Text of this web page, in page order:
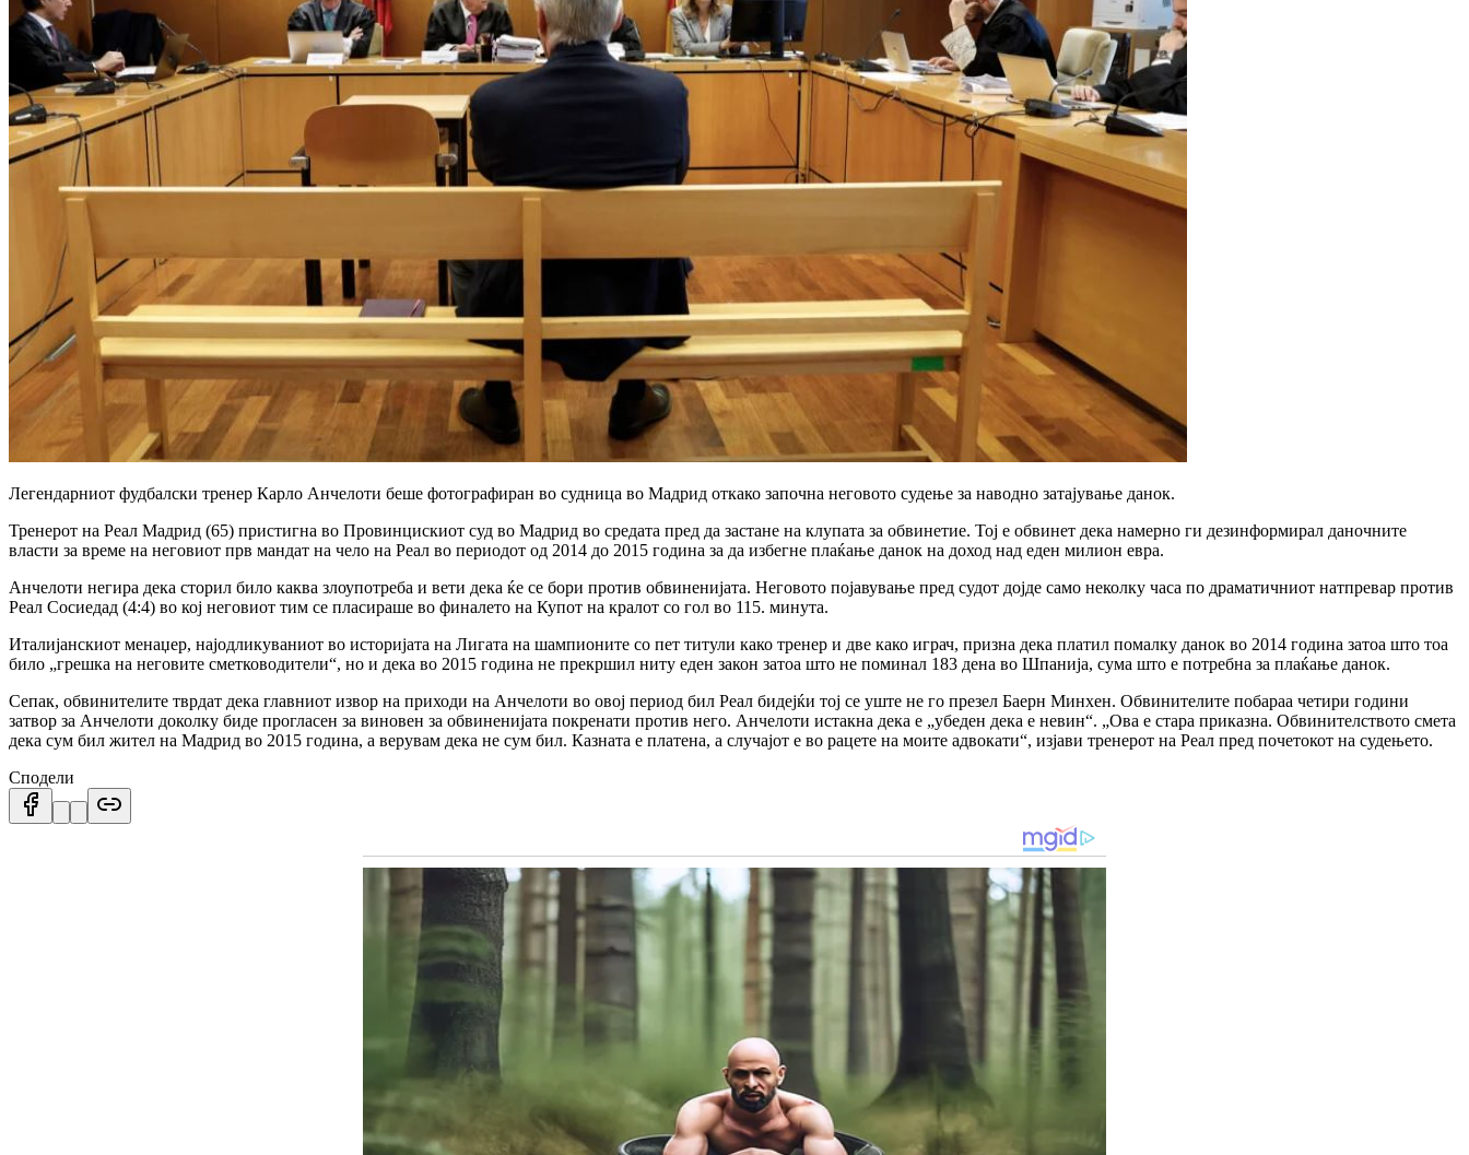
Легендарниот фудбалски тренер Карло Анчелоти беше фотографиран во судница во Мадрид откако започна неговото судење за наводно затајување данок.
Тренерот на Реал Мадрид (65) пристигна во Провинцискиот суд во Мадрид во средата пред да застане на клупата за обвинетие. Тој е обвинет дека намерно ги дезинформирал даночните
власти за време на неговиот прв мандат на чело на Реал во периодот од 2014 до 2015 година за да избегне плаќање данок на доход над еден милион евра.
Анчелоти негира дека сторил било каква злоупотреба и вети дека ќе се бори против обвиненијата. Неговото појавување пред судот дојде само неколку часа по драматичниот натпревар против
Реал Сосиедад (4:4) во кој неговиот тим се пласираше во финалето на Купот на кралот со гол во 115. минута.
Италијанскиот менаџер, најодликуваниот во историјата на Лигата на шампионите со пет титули како тренер и две како играч, призна дека платил помалку данок во 2014 година затоа што тоа
било „грешка на неговите сметководители“, но и дека во 2015 година не прекршил ниту еден закон затоа што не поминал 183 дена во Шпанија, сума што е потребна за плаќање данок.
Сепак, обвинителите тврдат дека главниот извор на приходи на Анчелоти во овој период бил Реал бидејќи тој се уште не го презел Баерн Минхен. Обвинителите побараа четири години
затвор за Анчелоти доколку биде прогласен за виновен за обвиненијата покренати против него. Анчелоти истакна дека е „убеден дека е невин“. „Ова е стара приказна. Обвинителството смета
дека сум бил жител на Мадрид во 2015 година, а верувам дека не сум бил. Казната е платена, а случајот е во рацете на моите адвокати“, изјави тренерот на Реал пред почетокот на судењето.
Сподели